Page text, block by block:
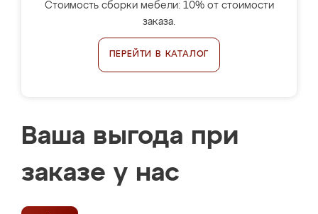
Стоимость сборки мебели: 10% от стоимости
заказа.
ПЕРЕЙТИ В КАТАЛОГ
Ваша выгода при
заказе у нас